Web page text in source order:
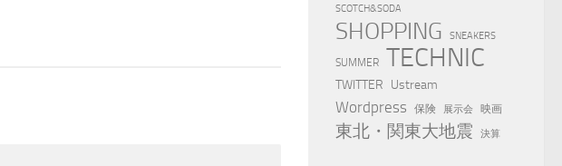
SCOTCH&SODA
SHOPPING SNEAKERS
SUMMER TECHNIC
TWITTER Ustream
Wordpress 保険 展示会 映画
東北・関東大地震 決算